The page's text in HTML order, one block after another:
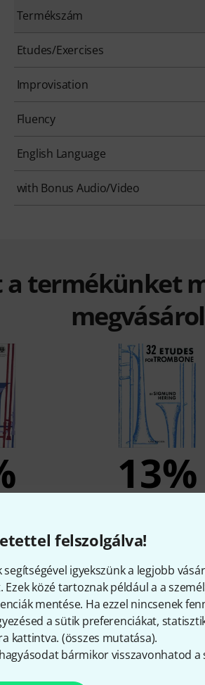
felszolgálva!
segítségével igyekszünk a legjobb
Ezek közé tartoznak például a a
mentése. Ha ezzel nincsenek
a sütik preferenciákat,
kattintva. (összes mutatása).
bármikor visszavonhatod a
Termékszám
Etudes/Exercises
Improvisation
Fluency
English Language
with Bonus Audio/Video
a termékünket
13%
Trombone
9 199 Ft